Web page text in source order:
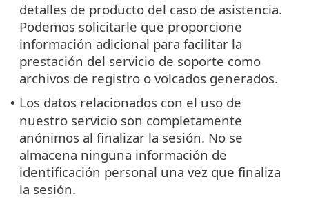
detalles de producto del caso de asistencia.
Podemos solicitarle que proporcione
información adicional para facilitar la
prestación del servicio de soporte como
archivos de registro o volcados generados.
• Los datos relacionados con el uso de
nuestro servicio son completamente
anónimos al finalizar la sesión. No se
almacena ninguna información de
identificación personal una vez que finaliza
la sesión.